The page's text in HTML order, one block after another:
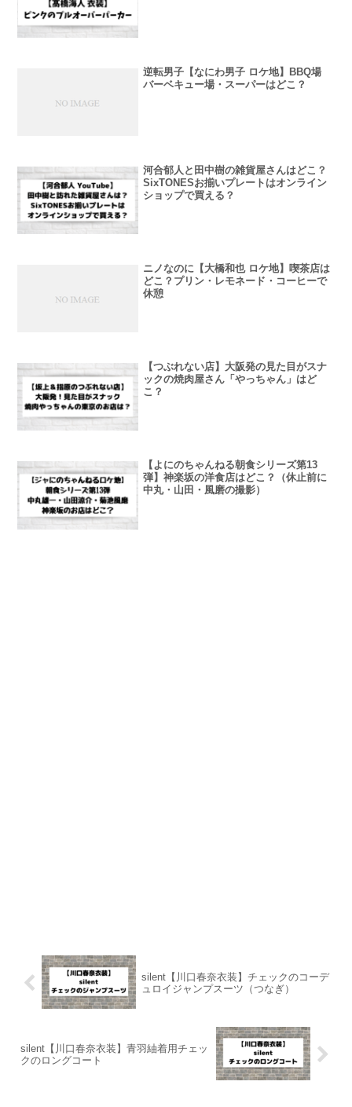
逆転男子【なにわ男子 ロケ地】BBQ場
バーベキュー場・スーパーはどこ？
河合郁人と田中樹の雑貨屋さんはどこ？
SixTONESお揃いプレートはオンライン
ショップで買える？
ニノなのに【大橋和也 ロケ地】喫茶店は
どこ？プリン・レモネード・コーヒーで
休憩
【つぶれない店】大阪発の見た目がスナ
ックの焼肉屋さん「やっちゃん」はど
こ？
【よにのちゃんねる朝食シリーズ第13
弾】神楽坂の洋食店はどこ？（休止前に
中丸・山田・風磨の撮影）
silent【川口春奈衣装】チェックのコーデ
ュロイジャンプスーツ（つなぎ）
silent【川口春奈衣装】青羽紬着用チェッ
クのロングコート